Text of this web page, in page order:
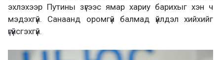
эхлэхээр Путины зүгээс ямар хариу барихыг хэн ч
мэдэхгүй. Санаанд оромгүй балмад үйлдэл хийхийг
үгүйсгэхгүй.